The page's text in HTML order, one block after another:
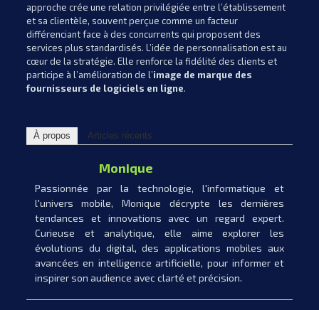
approche crée une relation privilégiée entre l’établissement
et sa clientèle, souvent perçue comme un facteur
différenciant face à des concurrents qui proposent des
services plus standardisés. L’idée de personnalisation est au
cœur de la stratégie. Elle renforce la fidélité des clients et
participe à l’amélioration de l’image de marque des
fournisseurs de logiciels en ligne.
À propos Articles récents
Monique
Passionnée par la technologie, l'informatique et
l'univers mobile, Monique décrypte les dernières
tendances et innovations avec un regard expert.
Curieuse et analytique, elle aime explorer les
évolutions du digital, des applications mobiles aux
avancées en intelligence artificielle, pour informer et
inspirer son audience avec clarté et précision.